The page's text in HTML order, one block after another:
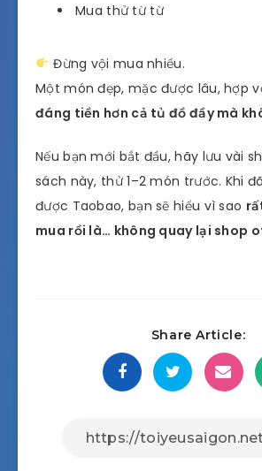
Mua thử từ từ
Đừng vội mua nhiều.
Một món đẹp, mặc được lâu, hợp
đáng tiền hơn cả tủ đồ đầy mà
Nếu bạn mới bắt đầu, hãy lưu vài
sách này, thử 1–2 món trước. Khi
được Taobao, bạn sẽ hiểu vì sao
mua rồi là… không quay lại shop
Share Article: